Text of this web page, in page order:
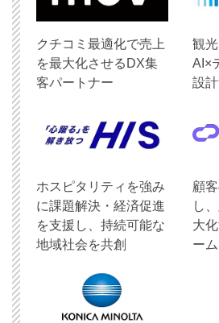
クチコミ最適化で売上
を最大化させるDX集
客パートナー
観
AI×
設
ホスピタリティを強み
に課題解決・経済促進
を支援し、持続可能な
地域社会を共創
顧
し
大
ーム